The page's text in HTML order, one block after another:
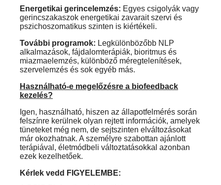
Energetikai gerincelemzés: Egyes csigolyák vagy
gerincszakaszok energetikai zavarait szervi és
pszichoszomatikus szinten is kiértékeli.
További programok: Legkülönbözőbb NLP
alkalmazások, fájdalomterápiák, bioritmus és
miazmaelemzés, különböző méregtelenítések,
szervelemzés és sok egyéb más.
Használható-e megelőzésre a biofeedback
kezelés?
Igen, használható, hiszen az állapotfelmérés során
felszínre kerülnek olyan rejtett információk, amelyek
tüneteket még nem, de sejtszinten elváltozásokat
már okozhatnak. A személyre szabottan ajánlott
terápiával, életmódbeli változtatásokkal azonban
ezek kezelhetőek.
Kérlek vedd FIGYELEMBE: